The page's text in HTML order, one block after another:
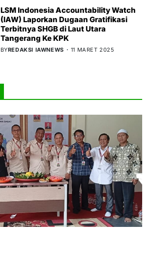
LSM Indonesia Accountability Watch
(IAW) Laporkan Dugaan Gratifikasi
Terbitnya SHGB di Laut Utara
Tangerang Ke KPK
BYREDAKSI IAWNEWS 11 MARET 2025